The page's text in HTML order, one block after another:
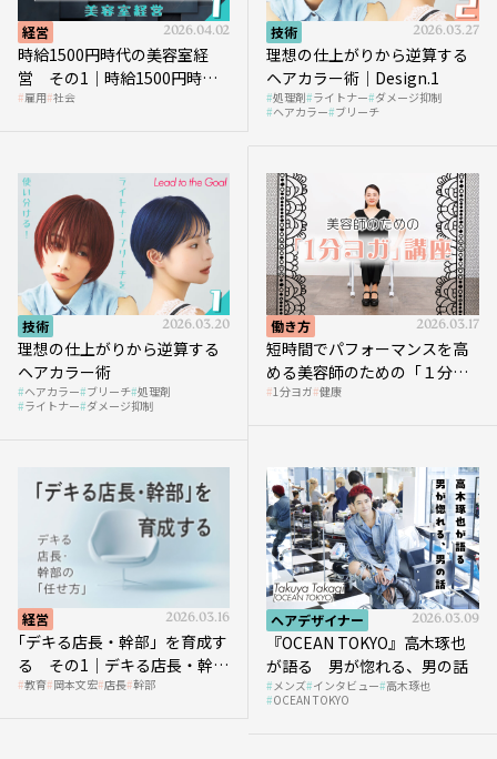
経営 2026.04.02
時給1500円時代の美容室経
営 その1｜時給1500円時代
へ向かう社会的背景
雇用 社会
技術 2026.03.27
理想の仕上がりから逆算する
ヘアカラー術｜Design.1
処理剤 ライトナー ダメージ抑制
ヘアカラー ブリーチ
技術 2026.03.20
理想の仕上がりから逆算する
ヘアカラー術
ヘアカラー ブリーチ 処理剤
ライトナー ダメージ抑制
働き方 2026.03.17
短時間でパフォーマンスを高
める美容師のための「１分ヨ
ガ」講座｜実践編
1分ヨガ 健康
経営 2026.03.16
｢デキる店長・幹部」を育成す
る その1｜デキる店長・幹部
の「任せ方」
教育 岡本文宏 店長 幹部
ヘアデザイナー 2026.03.09
『OCEAN TOKYO』高木琢也
が語る 男が惚れる、男の話
メンズ インタビュー 高木琢也
OCEAN TOKYO